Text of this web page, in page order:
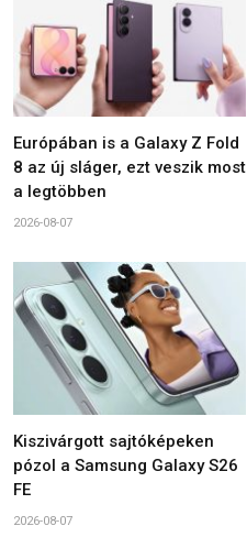
Európában is a Galaxy Z Fold
8 az új sláger, ezt veszik most
a legtöbben
2026-08-07
Kiszivárgott sajtóképeken
pózol a Samsung Galaxy S26
FE
2026-08-07